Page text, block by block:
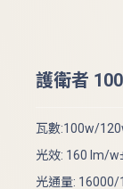
護衛者
瓦數:100w/
光效: 160 lm/
光通量: